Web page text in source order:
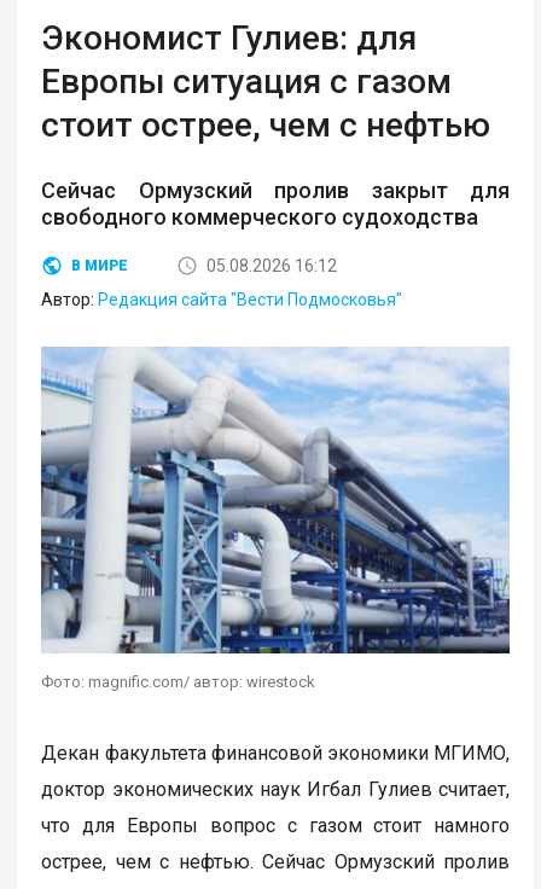
Экономист Гулиев: для
Европы ситуация с газом
стоит острее, чем с нефтью
Сейчас Ормузский пролив закрыт для
свободного коммерческого судоходства
В МИРЕ
05.08.2026 16:12
Автор: Редакция сайта "Вести Подмосковья"
Фото: magnific.com/ автор: wirestock
Декан факультета финансовой экономики МГИМО,
доктор экономических наук Игбал Гулиев считает,
что для Европы вопрос с газом стоит намного
острее, чем с нефтью. Сейчас Ормузский пролив